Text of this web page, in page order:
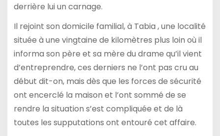
derrière lui un carnage.
Il rejoint son domicile familial, à Tabia , une localité
située à une vingtaine de kilomètres plus loin où il
informa son père et sa mère du drame qu’il vient
d’entreprendre, ces derniers ne l’ont pas cru au
début dit-on, mais dès que les forces de sécurité
ont encerclé la maison et l’ont sommé de se
rendre la situation s’est compliquée et de là
toutes les supputations ont entouré cet affaire.